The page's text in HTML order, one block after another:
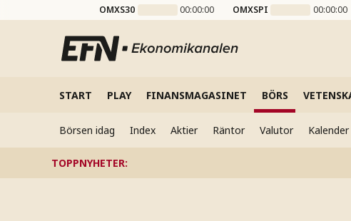
OMXS30 00:00:00 OMXSPI 00:00:00
START PLAY FINANSMAGASINET BÖRS
Börsen idag Index Aktier Räntor Valutor Kalender
TOPPNYHETER: